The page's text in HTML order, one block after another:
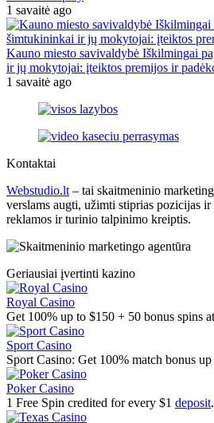
1 savaitė ago
Kauno miesto savivaldybė Iškilmingai
ir jų mokytojai: įteiktos premijos ir
1 savaitė ago
Kontaktai
Webstudio.lt – tai skaitmeninio
verslams augti, užimti stiprias pozicijas
reklamos ir turinio talpinimo kreiptis.
Geriausiai įvertinti kazino
Royal Casino
Get 100% up to $150 + 50 bonus spins
Sport Casino
Sport Casino: Get 100% match bonus
Poker Casino
1 Free Spin credited for every $1 deposit